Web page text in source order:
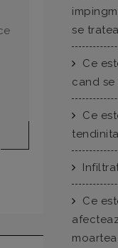
se
Ce
cand
Ce
Ce